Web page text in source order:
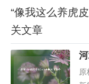
花友们，觉得花花分
看吧。